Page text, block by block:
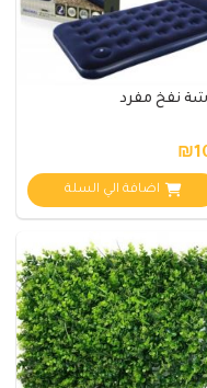
نفخ مفرد
اضافة الي السلة